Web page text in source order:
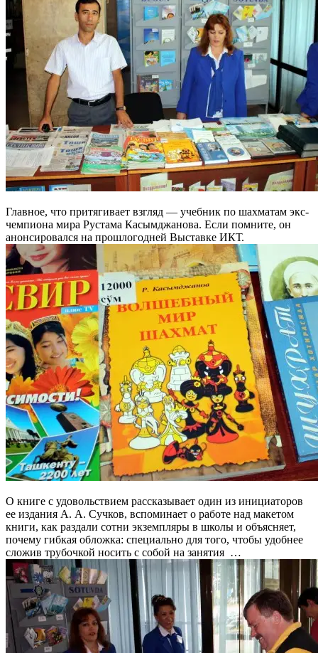
Главное, что притягивает взгляд — учебник по шахматам экс-
чемпиона мира Рустама Касымджанова. Если помните, он
анонсировался на прошлогодней Выставке ИКТ.
О книге с удовольствием рассказывает один из инициаторов
ее издания А. А. Сучков, вспоминает о работе над макетом
книги, как раздали сотни экземпляры в школы и объясняет,
почему гибкая обложка: специально для того, чтобы удобнее
сложив трубочкой носить с собой на занятия …